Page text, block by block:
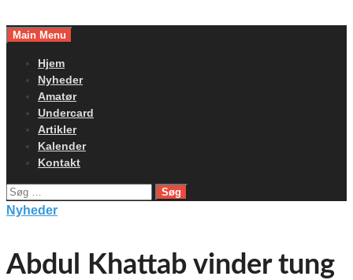
toMain Menu
Hjem
Nyheder
Amatør
Undercard
Artikler
Kalender
Kontakt
Søg
efter:
Nyheder
Abdul Khattab vinder tung